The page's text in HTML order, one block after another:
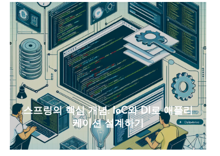
스프링의 핵심 개념: IoC와 DI로 애플리
케이션 설계하기